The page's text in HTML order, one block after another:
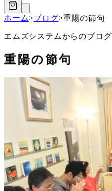
ホーム>ブログ>重陽の節句
エムズシステムからのブログ
重陽の節句